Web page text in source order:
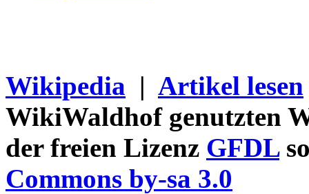
Wikipedia | Artikel lesen
WikiWaldhof genutzten
der freien Lizenz GFDL
Commons by-sa 3.0